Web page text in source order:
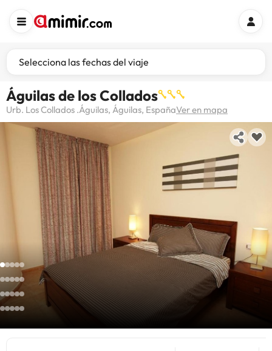
Selecciona las fechas del viaje
Águilas de los Collados
Urb. Los Collados .Águilas, Águilas, EspañaVer en mapa